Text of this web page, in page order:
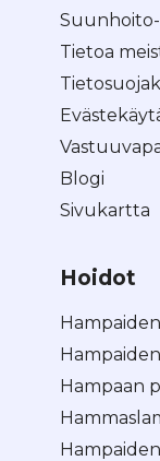
Tietoa
Blogi
Sivukartta
Hoidot
Hampaan